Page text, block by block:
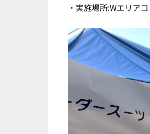
・実施場所:Wエリア